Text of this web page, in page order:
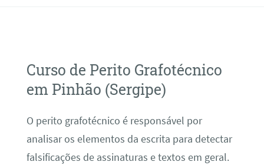
Curso de Perito Grafotécnico
em Pinhão (Sergipe)
O perito grafotécnico é responsável por
analisar os elementos da escrita para detectar
falsificações de assinaturas e textos em geral.